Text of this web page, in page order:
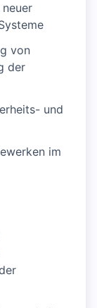
von
der
und
im